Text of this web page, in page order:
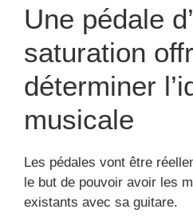
Une pédale
saturation
déterminer
musicale
Les pédales vont être
le but de pouvoir avoir les
existants avec sa guitare.